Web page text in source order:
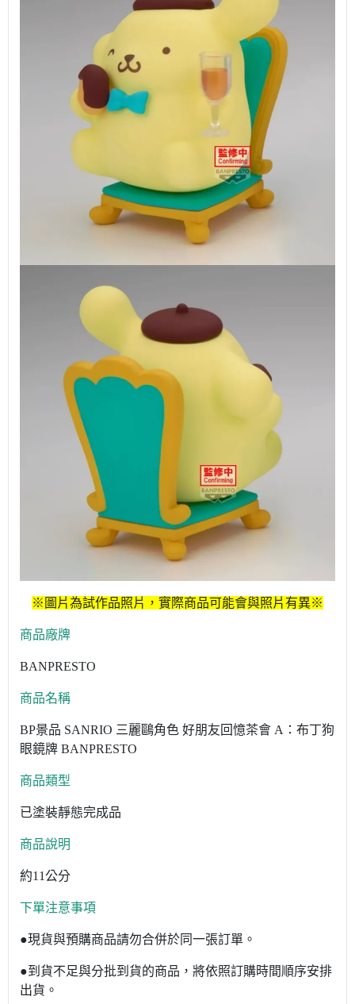
※圖片為試作品照片，實際商品可能會與照片有異※
商品廠牌
BANPRESTO
商品名稱
BP景品 SANRIO 三麗鷗角色 好朋友回憶茶會 A：布丁狗
眼鏡牌 BANPRESTO
商品類型
已塗裝靜態完成品
商品說明
約11公分
下單注意事項
●現貨與預購商品請勿合併於同一張訂單。
●到貨不足與分批到貨的商品，將依照訂購時間順序安排
出貨。